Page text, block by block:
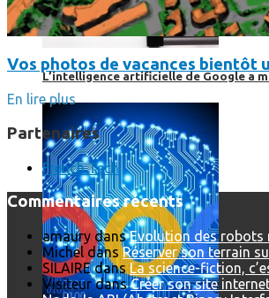
L’intelligence artificielle de Google a
Vos photos de vacances bientôt
En lire plus
Partenaires
French Tech
Commentaires récents
amaurydansEvolution des robots
Michel dansRéserver son terrain
SILAIREdansLa science-fiction,
VisiteurdansCréer son site